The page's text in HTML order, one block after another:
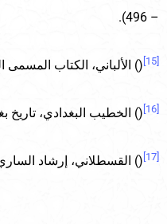
– 496).
[15] () الألباني، الكتاب المسمى
() الخطيب البغدادي، تاريخ بغداد
() القسطلاني، إرشاد الساري